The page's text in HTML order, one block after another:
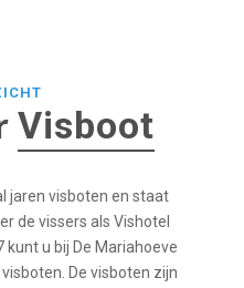
Visboot
jaren visboten en staat
de vissers als Vishotel
kunt u bij De Mariahoeve
De visboten zijn